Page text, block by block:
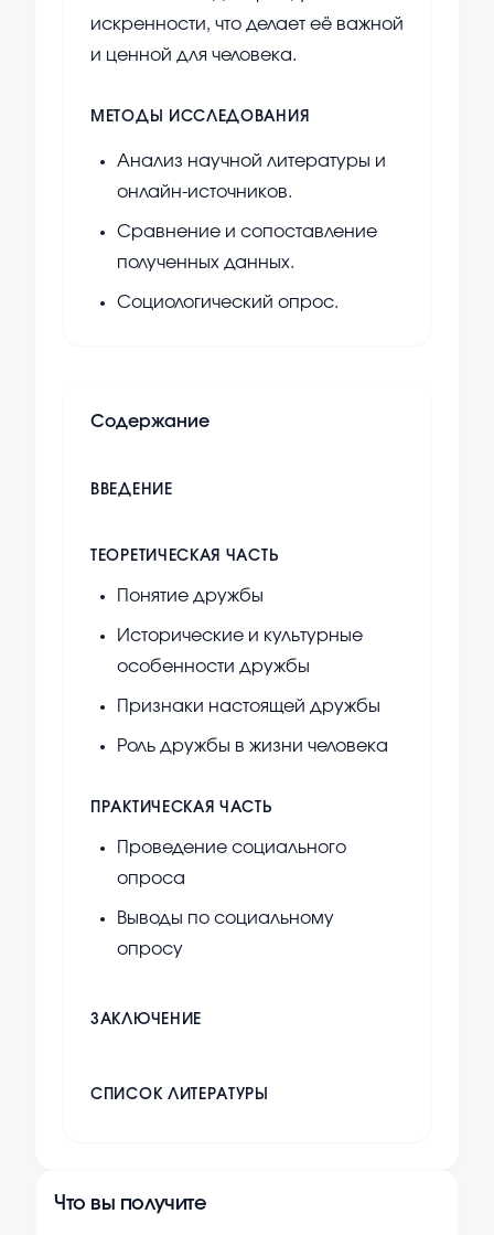
искренности, что делает её важной
и ценной для человека.
МЕТОДЫ ИССЛЕДОВАНИЯ
Анализ научной литературы и
онлайн-источников.
Сравнение и сопоставление
полученных данных.
Социологический опрос.
Содержание
ВВЕДЕНИЕ
ТЕОРЕТИЧЕСКАЯ ЧАСТЬ
Понятие дружбы
Исторические и культурные
особенности дружбы
Признаки настоящей дружбы
Роль дружбы в жизни человека
ПРАКТИЧЕСКАЯ ЧАСТЬ
Проведение социального
опроса
Выводы по социальному
опросу
ЗАКЛЮЧЕНИЕ
СПИСОК ЛИТЕРАТУРЫ
Что вы получите